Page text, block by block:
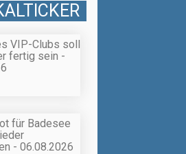
VIP-Clubs soll
fertig sein -
für Badesee
- 06.08.2026